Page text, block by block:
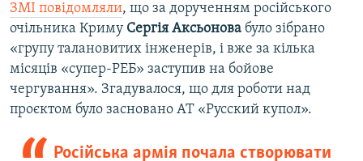
ЗМІ повідомляли, що за дорученням російського
очільника Криму Сергія Аксьонова було зібрано
«групу талановитих інженерів, і вже за кілька
місяців «супер-РЕБ» заступив на бойове
чергування». Згадувалося, що для роботи над
проєктом було засновано АТ «Русский купол».
Російська армія почала створювати